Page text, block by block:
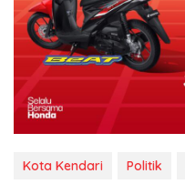
Kota Kendari Politik